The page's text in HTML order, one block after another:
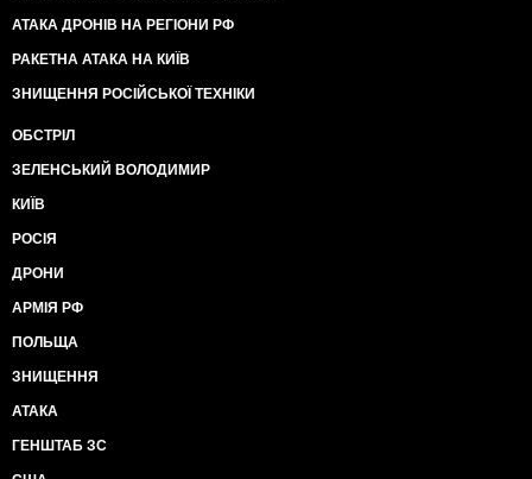
АТАКА ДРОНІВ НА РЕГІОНИ РФ
РАКЕТНА АТАКА НА КИЇВ
ЗНИЩЕННЯ РОСІЙСЬКОЇ ТЕХНІКИ
ОБСТРІЛ
ЗЕЛЕНСЬКИЙ ВОЛОДИМИР
КИЇВ
РОСІЯ
ДРОНИ
АРМІЯ РФ
ПОЛЬЩА
ЗНИЩЕННЯ
АТАКА
ГЕНШТАБ ЗС